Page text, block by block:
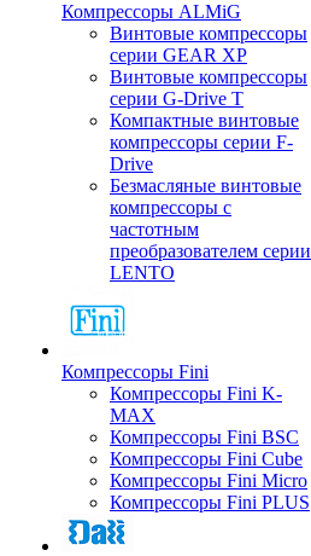
Компрессоры ALMiG
Винтовые компрессоры
серии GEAR XP
Винтовые компрессоры
серии G-Drive T
Компактные винтовые
компрессоры серии F-
Drive
Безмасляные винтовые
компрессоры с
частотным
преобразователем серии
LENTO
Компрессоры Fini
Компрессоры Fini K-
MAX
Компрессоры Fini BSC
Компрессоры Fini Cube
Компрессоры Fini Micro
Компрессоры Fini PLUS